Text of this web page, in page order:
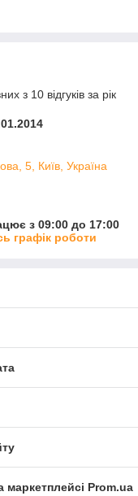
з 10 відгуків за рік
5, Київ, Україна
з 09:00 до 17:00
графік роботи
маркетплейсі Prom.ua